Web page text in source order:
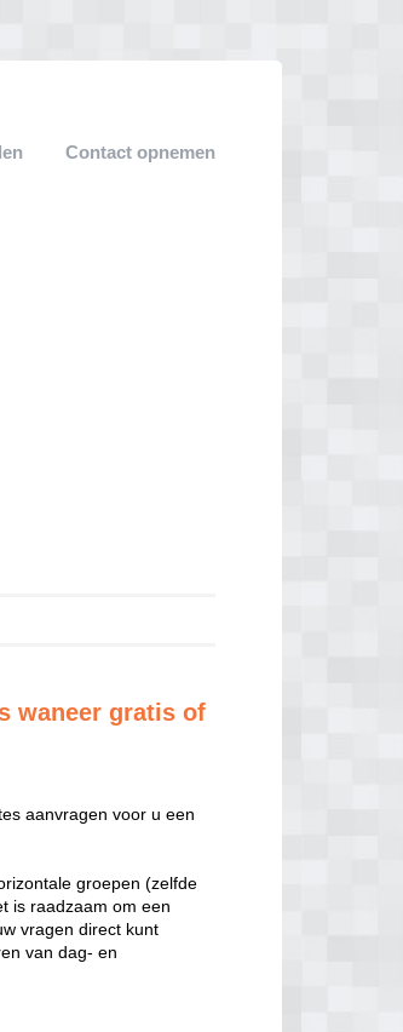
Contact opnemen
waneer gratis of
aanvragen voor u een
groepen (zelfde
is raadzaam om een
vragen direct kunt
van dag- en